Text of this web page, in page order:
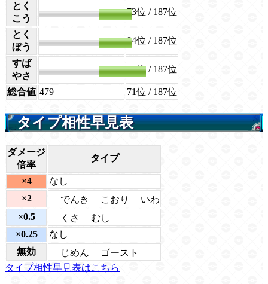
とく
こう
70 73位 / 187位
とく
ぼう
70 84位 / 187位
すば
やさ
101 30位 / 187位
総合値 479 71位 / 187位
タイプ相性早見表
ダメージ
倍率
タイプ
×4
なし
×2
でんき こおり
いわ
×0.5
くさ
むし
×0.25
なし
無効
じめん
ゴースト
タイプ相性早見表はこちら